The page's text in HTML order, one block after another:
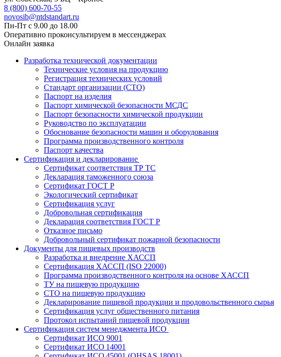
8 (800) 600-70-55
novosib@ntdstandart.ru
Пн-Пт с 9.00 до 18.00
Оперативно проконсультируем в мессенджерах
Онлайн заявка
Разработка технической документации
Технические условия на продукцию
Регистрация технических условий
Стандарт организации (СТО)
Паспорт на изделия
Паспорт химической безопасности МСДС
Паспорт безопасности химической продукции
Руководство по эксплуатации
Обоснование безопасности машин и оборудования
Программа производственного контроля
Паспорт качества
Сертификация и декларирование
Сертификат соответствия ТР ТС
Декларация таможенного союза
Сертификат ГОСТ Р
Экологический сертификат
Сертификация услуг
Добровольная сертификация
Декларация соответствия ГОСТ Р
Отказное письмо
Добровольный сертификат пожарной безопасности
Документы для пищевых производств
Разработка и внедрение ХАССП
Сертификация ХАССП (ISO 22000)
Программа производственного контроля на основе ХАССП
ТУ на пищевую продукцию
СТО на пищевую продукцию
Декларирование пищевой продукции и продовольственного сырья
Сертификация услуг общественного питания
Протокол испытаний пищевой продукции
Сертификация систем менеджмента ИСО
Сертификат ИСО 9001
Сертификат ИСО 14001